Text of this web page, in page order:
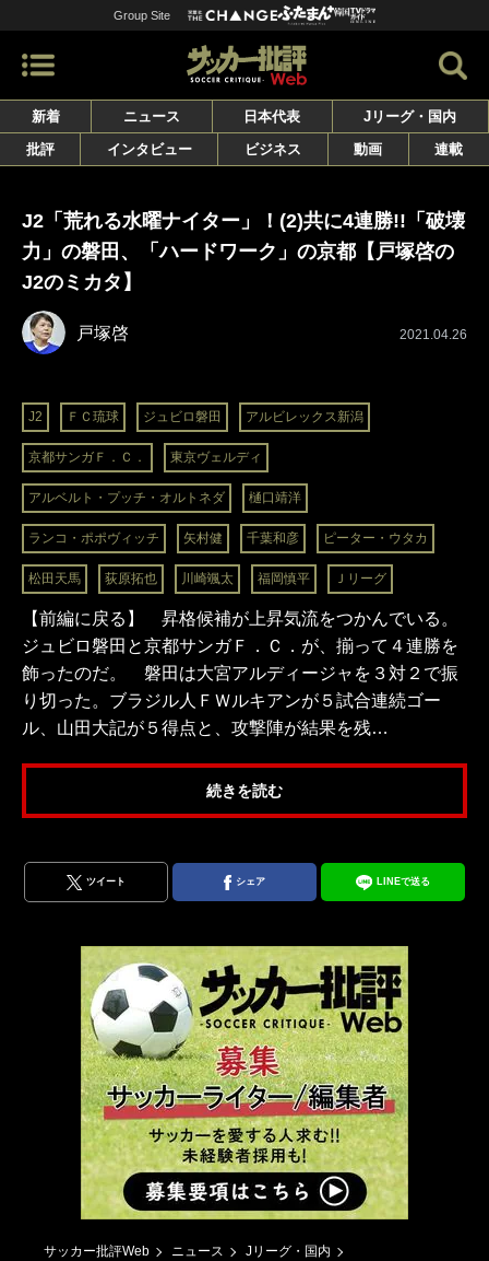
Group Site
新着 ニュース 日本代表
Jリーグ・国内
批評
インタビュー ビジネス 動画 連載
J2「荒れる水曜ナイター」！(2)共に4連勝!!「破壊
力」の磐田、「ハードワーク」の京都【戸塚啓の
J2のミカタ】
戸塚啓 2021.04.26
J2 ＦＣ琉球 ジュビロ磐田 アルビレックス新潟
京都サンガＦ．Ｃ． 東京ヴェルディ
アルベルト・プッチ・オルトネダ 樋口靖洋
ランコ・ポポヴィッチ 矢村健 千葉和彦 ピーター・ウタカ
松田天馬 荻原拓也 川崎颯太 福岡慎平 Ｊリーグ
【前編に戻る】 昇格候補が上昇気流をつかんでいる。
ジュビロ磐田と京都サンガＦ．Ｃ．が、揃って４連勝を
飾ったのだ。 磐田は大宮アルディージャを３対２で振
り切った。ブラジル人ＦＷルキアンが５試合連続ゴー
ル、山田大記が５得点と、攻撃陣が結果を残…
続きを読む
ツイート シェア LINEで送る
サッカー批評Web ニュース
Jリーグ・国内